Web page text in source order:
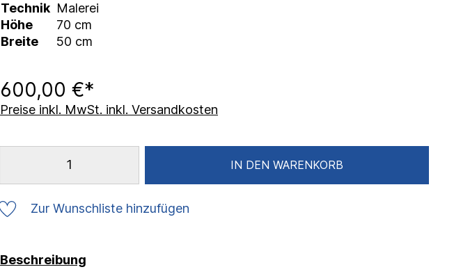
Technik Malerei
Höhe
70 cm
Breite
50 cm
600,00 €*
Preise inkl. MwSt. inkl. Versandkosten
IN DEN WARENKORB
Zur Wunschliste hinzufügen
Beschreibung